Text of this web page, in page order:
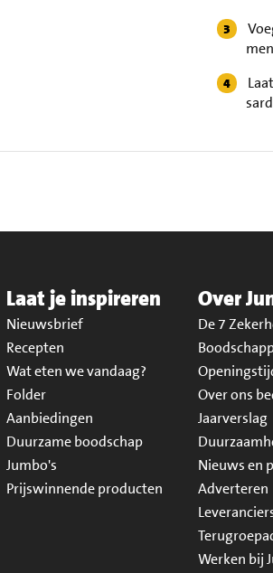
Laat je inspireren
Nieuwsbrief
Recepten
Wat eten we vandaag?
Folder
Aanbiedingen
Duurzame boodschap
Jumbo's
Prijswinnende producten
Over
De 7
Over ons
Jaarverslag
Nieuws en
Adverteren
Werken bij